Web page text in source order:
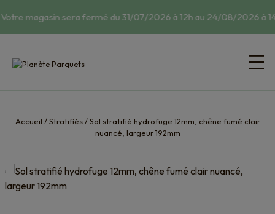
magasin sera fermé du 31/07/2026 à 12h au 24/08/2026 à
Accueil /Stratifiés/Sol stratifié hydrofuge 12mm, chêne fumé clair
nuancé, largeur 192mm